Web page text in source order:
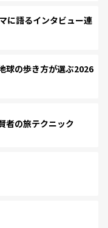
に語るインタビュー連
球の歩き方が選ぶ2026
者の旅テクニック